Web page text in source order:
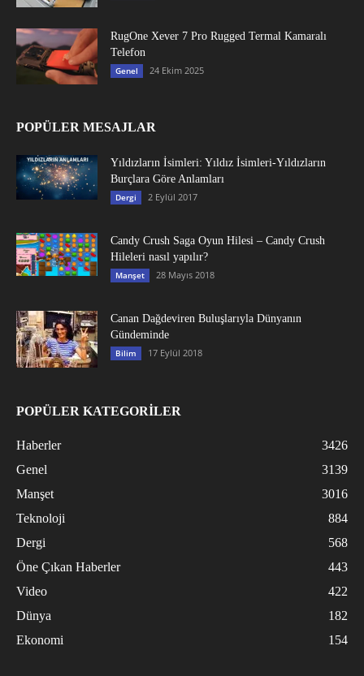
RugOne Xever 7 Pro Rugged Termal Kamaralı
Telefon
Genel 24 Ekim 2025
POPÜLER MESAJLAR
Yıldızların İsimleri: Yıldız İsimleri-Yıldızların
Burçlara Göre Anlamları
Dergi 2 Eylül 2017
Candy Crush Saga Oyun Hilesi – Candy Crush
Hileleri nasıl yapılır?
Manşet 28 Mayıs 2018
Canan Dağdeviren Buluşlarıyla Dünyanın
Gündeminde
Bilim 17 Eylül 2018
POPÜLER KATEGORİLER
Haberler
3426
Genel
3139
Manşet
3016
Teknoloji
884
Dergi
568
Öne Çıkan Haberler
443
Video
422
Dünya
182
Ekonomi
154